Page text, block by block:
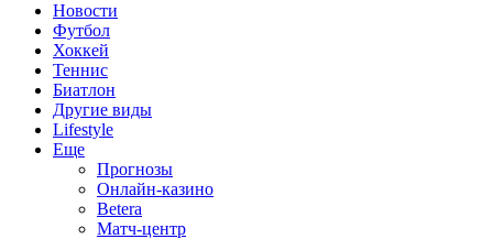
Новости
Футбол
Хоккей
Теннис
Биатлон
Другие виды
Lifestyle
Еще
Прогнозы
Онлайн-казино
Betera
Матч-центр